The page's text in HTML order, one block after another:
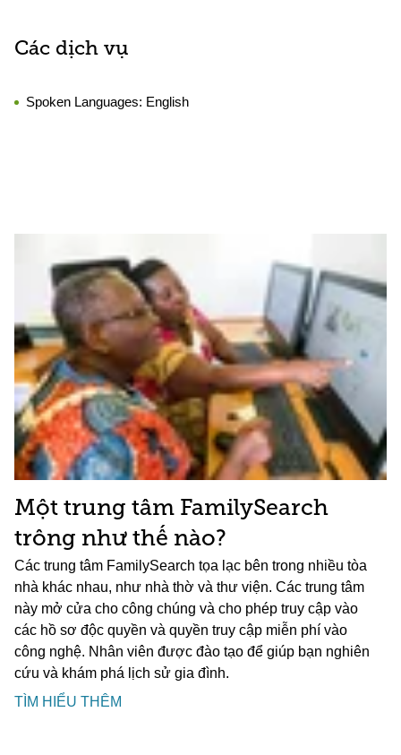
Các dịch vụ
Spoken Languages: English
Một trung tâm FamilySearch
trông như thế nào?
Các trung tâm FamilySearch tọa lạc bên trong nhiều tòa
nhà khác nhau, như nhà thờ và thư viện. Các trung tâm
này mở cửa cho công chúng và cho phép truy cập vào
các hồ sơ độc quyền và quyền truy cập miễn phí vào
công nghệ. Nhân viên được đào tạo để giúp bạn nghiên
cứu và khám phá lịch sử gia đình.
TÌM HIỂU THÊM